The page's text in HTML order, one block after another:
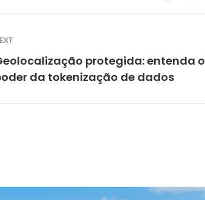
protegida: entenda o
da tokenização de dados